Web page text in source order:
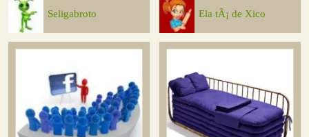
Seligabroto Ela tÃ¡ de Xico